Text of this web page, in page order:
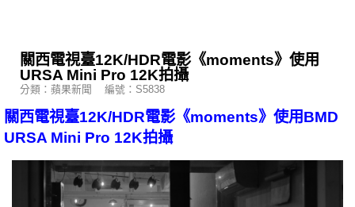
關西電視臺12K/HDR電影《moments》使用
URSA Mini Pro 12K拍攝
分類：蘋果新聞 編號：S5838
關西電視臺12K/HDR電影《moments》使用BMD
URSA Mini Pro 12K拍攝